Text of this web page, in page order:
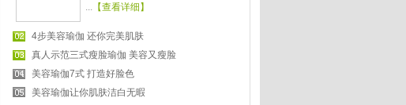
...【查看详细】
4步美容瑜伽 还你完美肌肤
真人示范三式瘦脸瑜伽 美容又瘦脸
美容瑜伽7式 打造好脸色
美容瑜伽让你肌肤洁白无暇